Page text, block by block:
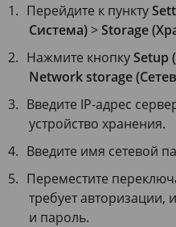
Перейдите к пункту
Система)>Storage
Нажмите кнопкуSetup
Network storage
Введите IP-адрес
устройство хранения.
Введите имя сетевой
Переместите
требует авторизации,
и пароль.